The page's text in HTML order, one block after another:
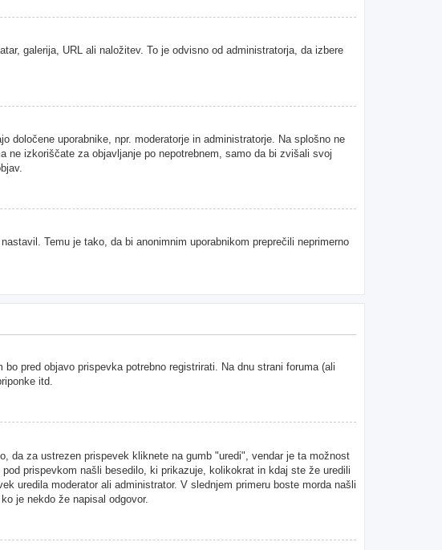
galerija, URL ali naložitev. To je odvisno od administratorja, da izbere
uporabnike, npr. moderatorje in administratorje. Na splošno ne
ne izkoriščate za objavljanje po nepotrebnem, samo da bi zvišali svoj
Temu je tako, da bi anonimnim uporabnikom preprečili neprimerno
pred objavo prispevka potrebno registrirati. Na dnu strani foruma (ali
itd.
da za ustrezen prispevek kliknete na gumb "uredi", vendar je ta možnost
prispevkom našli besedilo, ki prikazuje, kolikokrat in kdaj ste že uredili
uredila moderator ali administrator. V slednjem primeru boste morda našli
je nekdo že napisal odgovor.